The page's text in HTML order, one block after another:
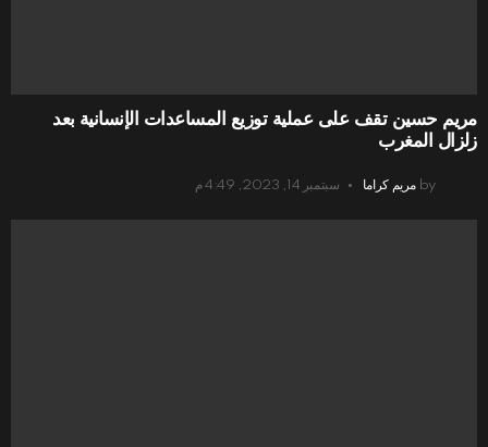
مريم حسين تقف على عملية توزيع المساعدات الإنسانية بعد
زلزال المغرب
by مريم كراما سبتمبر 14, 2023, 4:49 م